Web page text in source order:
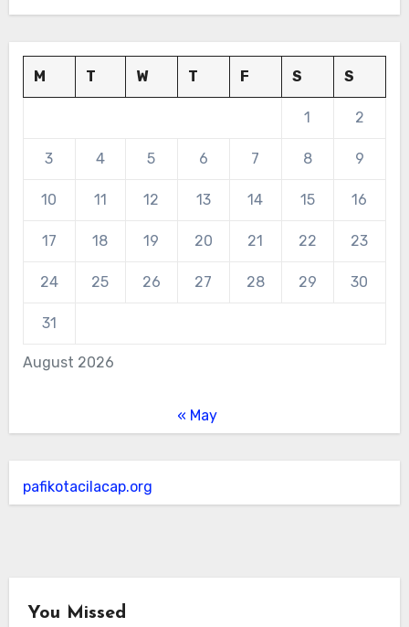
August 2026
M T W T F S S
1 2
3 4 5 6 7 8 9
10 11 12 13 14 15 16
17 18 19 20 21 22 23
24 25 26 27 28 29 30
31
« May
pafikotacilacap.org
You Missed